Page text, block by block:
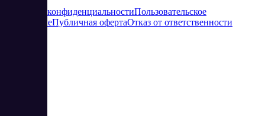
Политика конфиденциальностиПользовательское
соглашениеПубличная офертаОтказ от ответственности